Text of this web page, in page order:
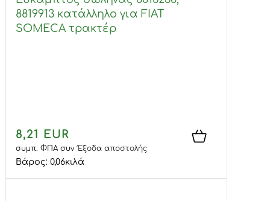
8819913 κατάλληλο για FIAT
SOMECA τρακτέρ
8,21 EUR
συμπ. ΦΠΑσυνΈξοδα αποστολής
Βάρος: 0,06κιλά